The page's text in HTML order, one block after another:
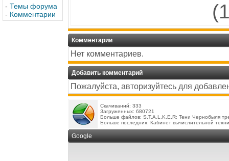
- Темы форума
- Комментарии
Комментарии
Нет комментариев.
Добавить комментарий
Пожалуйста, авторизуйтесь для
Скачиваний: 333
Загруженных: 680721
Больше файлов: S.T.A.L.K.E.R: Тени Чернобыля
Больше последних: Кабинет вычислительной
Google